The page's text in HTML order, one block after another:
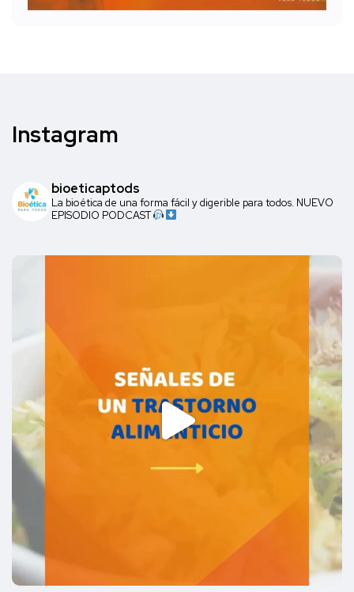
Instagram
bioeticaptods
La bioética de una forma fácil y digerible para todos. NUEVO
EPISODIO PODCAST